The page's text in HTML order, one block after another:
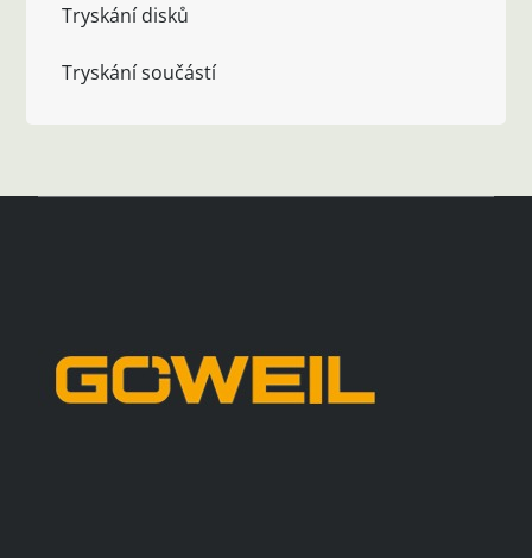
Tryskání disků
Tryskání součástí